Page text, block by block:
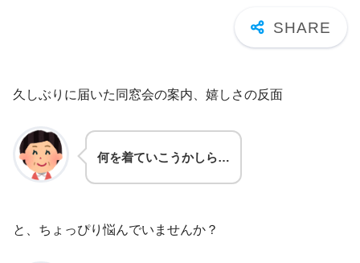
久しぶりに届いた同窓会の案内、嬉しさの反面
何を着ていこうかしら…
と、ちょっぴり悩んでいませんか？